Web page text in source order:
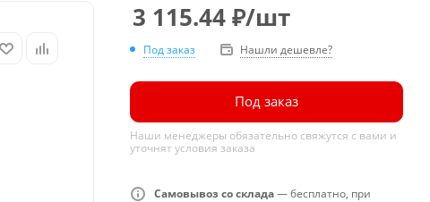
3 115.44₽/шт
Под заказ Нашли дешевле?
Под заказ
Наши менеджеры обязательно свяжутся с вами и
уточнят условия заказа
Самовывоз со склада— бесплатно, при